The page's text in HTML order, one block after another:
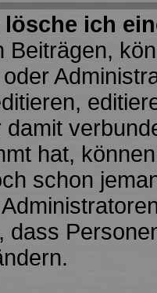
ich
Beiträgen,
hat,
schon
dass